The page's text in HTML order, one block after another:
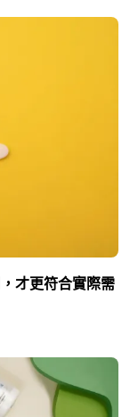
才更符合實際需